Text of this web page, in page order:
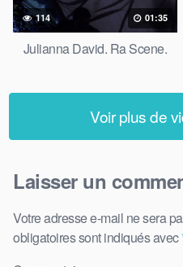
114 01:35
Julianna David. Ra Scene.
Voir plus de
Laisser un
Votre adresse e-mail ne sera
obligatoires sont indiqués avec